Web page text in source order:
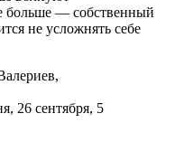
больше — собственный
не усложнять себе
26 сентября, 5